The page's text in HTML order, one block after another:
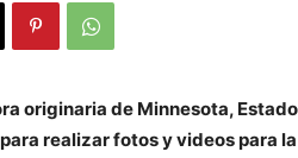
originaria de Minnesota,
realizar fotos y videos para